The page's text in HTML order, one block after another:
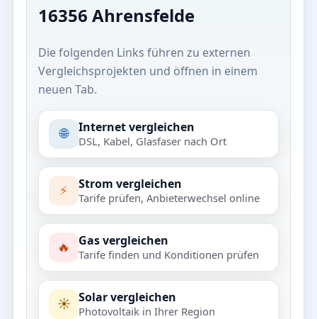
16356 Ahrensfelde
Die folgenden Links führen zu externen
Vergleichsprojekten und öffnen in einem
neuen Tab.
🌐 Internet vergleichen
DSL, Kabel, Glasfaser nach Ort
⚡ Strom vergleichen
Tarife prüfen, Anbieterwechsel online
🔥 Gas vergleichen
Tarife finden und Konditionen prüfen
☀️ Solar vergleichen
Photovoltaik in Ihrer Region